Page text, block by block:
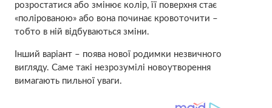
розростатися або змінює колір, її поверхня стає
«полірованою» або вона починає кровоточити –
тобто в ній відбуваються зміни.
Інший варіант – поява нової родимки незвичного
вигляду. Саме такі незрозумілі новоутворення
вимагають пильної уваги.